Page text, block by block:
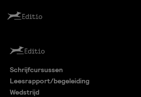
Leesrapport/begeleiding
Schrijfcursussen
Leesrapport/begeleiding
Wedstrijd